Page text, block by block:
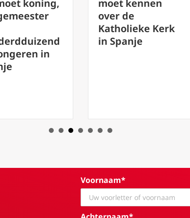
moet kennen
over de
in Spanje
Een voorbeeld
van heiligheid
dialoog voor
Spanje
Voornaam*